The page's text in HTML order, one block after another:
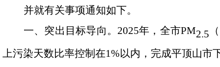
并就有关事项通知如下。
一、突出目标导向。 2025年，全市PM2.5
上污染天数比率控制在1%以内，完成平顶山市